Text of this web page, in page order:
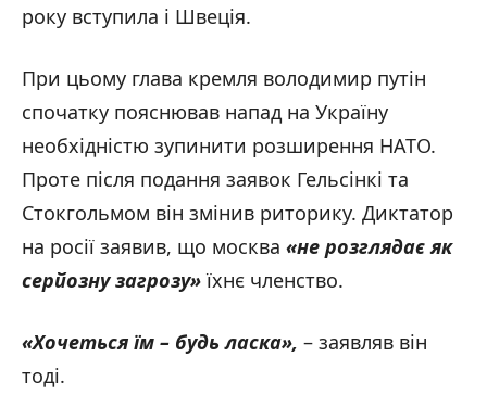
року вступила і Швеція.
При цьому глава кремля володимир путін
спочатку пояснював напад на Україну
необхідністю зупинити розширення НАТО.
Проте після подання заявок Гельсінкі та
Стокгольмом він змінив риторику. Диктатор
на росії заявив, що москва «не розглядає як
серйозну загрозу» їхнє членство.
«Хочеться їм – будь ласка», – заявляв він
тоді.